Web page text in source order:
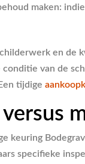
maken:
en de
van de
tijdige
keuring
specifieke